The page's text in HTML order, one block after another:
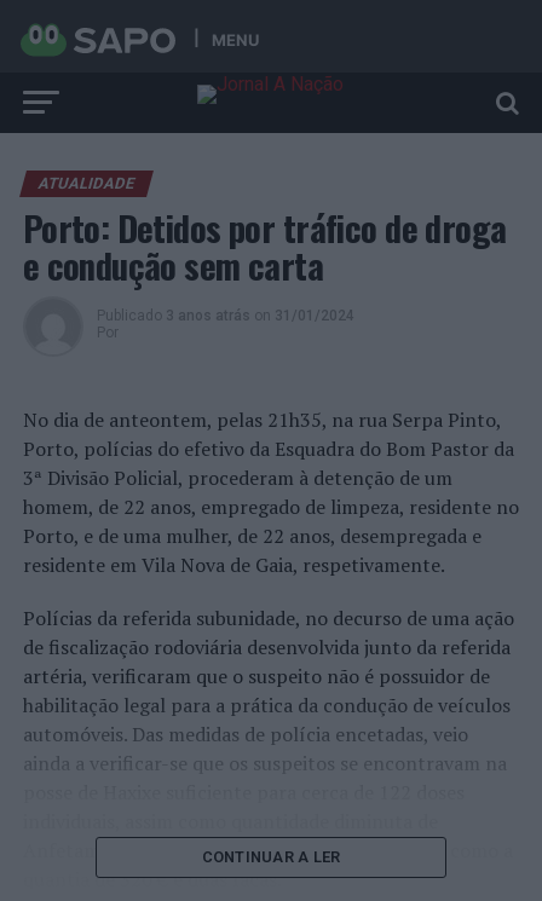
MENU
ATUALIDADE
Porto: Detidos por tráfico de droga
e condução sem carta
Publicado 3 anos atrás on 31/01/2024
Por
No dia de anteontem, pelas 21h35, na rua Serpa Pinto,
Porto, polícias do efetivo da Esquadra do Bom Pastor da
3ª Divisão Policial, procederam à detenção de um
homem, de 22 anos, empregado de limpeza, residente no
Porto, e de uma mulher, de 22 anos, desempregada e
residente em Vila Nova de Gaia, respetivamente.
Polícias da referida subunidade, no decurso de uma ação
de fiscalização rodoviária desenvolvida junto da referida
artéria, verificaram que o suspeito não é possuidor de
habilitação legal para a prática da condução de veículos
automóveis. Das medidas de polícia encetadas, veio
ainda a verificar-se que os suspeitos se encontravam na
Anfetaminas, que lhes foram apreendidos, assim como a
quantia de 320 € e duas facas.
CONTINUAR A LER